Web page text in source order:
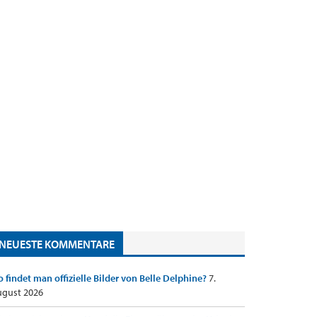
NEUESTE KOMMENTARE
findet man offizielle Bilder von Belle Delphine?7.
2026